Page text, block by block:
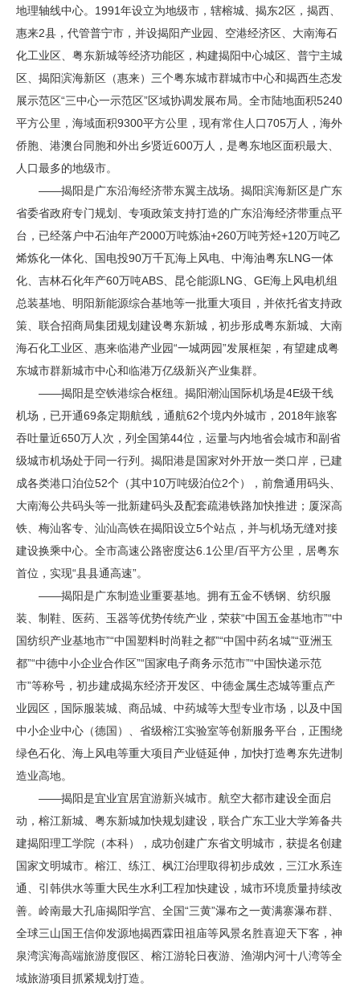
地理轴线中心。1991年设立为地级市，辖榕城、揭东2区，揭西、
惠来2县，代管普宁市，并设揭阳产业园、空港经济区、大南海石
化工业区、粤东新城等经济功能区，构建揭阳中心城区、普宁主城
区、揭阳滨海新区（惠来）三个粤东城市群城市中心和揭西生态发
展示范区“三中心一示范区”区域协调发展布局。全市陆地面积5240
平方公里，海域面积9300平方公里，现有常住人口705万人，海外
侨胞、港澳台同胞和外出乡贤近600万人，是粤东地区面积最大、
人口最多的地级市。
——揭阳是广东沿海经济带东翼主战场。揭阳滨海新区是广东
省委省政府专门规划、专项政策支持打造的广东沿海经济带重点平
台，已经落户中石油年产2000万吨炼油+260万吨芳烃+120万吨乙
烯炼化一体化、国电投90万千瓦海上风电、中海油粤东LNG一体
化、吉林石化年产60万吨ABS、昆仑能源LNG、GE海上风电机组
总装基地、明阳新能源综合基地等一批重大项目，并依托省支持政
策、联合招商局集团规划建设粤东新城，初步形成粤东新城、大南
海石化工业区、惠来临港产业园“一城两园”发展框架，有望建成粤
东城市群新城市中心和临港万亿级新兴产业集群。
——揭阳是空铁港综合枢纽。揭阳潮汕国际机场是4E级干线
机场，已开通69条定期航线，通航62个境内外城市，2018年旅客
吞吐量近650万人次，列全国第44位，运量与内地省会城市和副省
级城市机场处于同一行列。揭阳港是国家对外开放一类口岸，已建
成各类港口泊位52个（其中10万吨级泊位2个），前詹通用码头、
大南海公共码头等一批新建码头及配套疏港铁路加快推进；厦深高
铁、梅汕客专、汕汕高铁在揭阳设立5个站点，并与机场无缝对接
建设换乘中心。全市高速公路密度达6.1公里/百平方公里，居粤东
首位，实现“县县通高速”。
——揭阳是广东制造业重要基地。拥有五金不锈钢、纺织服
装、制鞋、医药、玉器等优势传统产业，荣获“中国五金基地市”“中
国纺织产业基地市”“中国塑料时尚鞋之都”“中国中药名城”“亚洲玉
都”“中德中小企业合作区”“国家电子商务示范市”“中国快递示范
市”等称号，初步建成揭东经济开发区、中德金属生态城等重点产
业园区，国际服装城、商品城、中药城等大型专业市场，以及中国
中小企业中心（德国）、省级榕江实验室等创新服务平台，正围绕
绿色石化、海上风电等重大项目产业链延伸，加快打造粤东先进制
造业高地。
——揭阳是宜业宜居宜游新兴城市。航空大都市建设全面启
动，榕江新城、粤东新城加快规划建设，联合广东工业大学筹备共
建揭阳理工学院（本科），成功创建广东省文明城市，获提名创建
国家文明城市。榕江、练江、枫江治理取得初步成效，三江水系连
通、引韩供水等重大民生水利工程加快建设，城市环境质量持续改
善。岭南最大孔庙揭阳学宫、全国“三黄”瀑布之一黄满寨瀑布群、
全球三山国王信仰发源地揭西霖田祖庙等风景名胜喜迎天下客，神
泉湾滨海高端旅游度假区、榕江游轮日夜游、渔湖内河十八湾等全
域旅游项目抓紧规划打造。